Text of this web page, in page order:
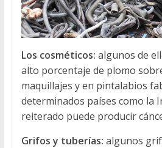
Los cosméticos: algunos de
alto porcentaje de plomo
maquillajes y en pintalabios
determinados países como la
reiterado puede producir
Grifos y tuberías: algunos